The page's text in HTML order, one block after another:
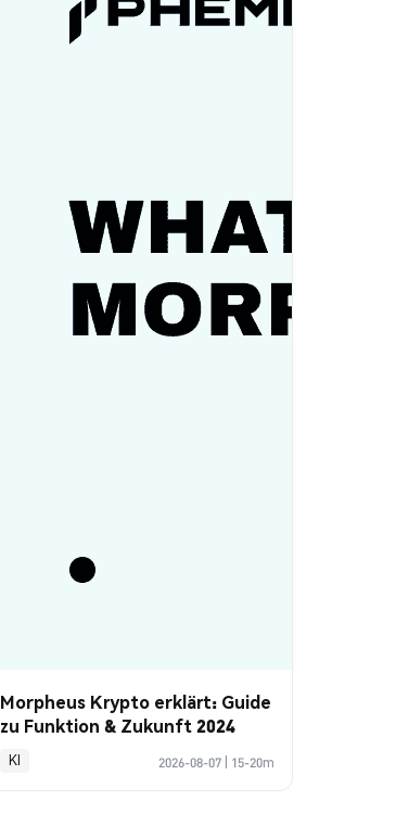
Morpheus Krypto erklärt: Guide
zu Funktion & Zukunft 2024
KI 2026-08-07 15-20m